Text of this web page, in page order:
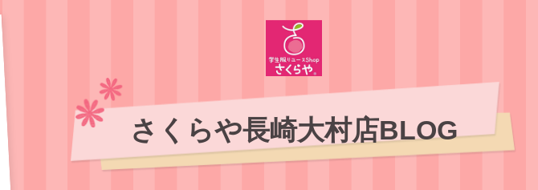
さくらや長崎大村店BLOG